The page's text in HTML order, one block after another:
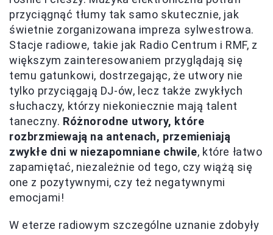
przyciągnąć tłumy tak samo skutecznie, jak
świetnie zorganizowana impreza sylwestrowa.
Stacje radiowe, takie jak Radio Centrum i RMF, z
większym zainteresowaniem przyglądają się
temu gatunkowi, dostrzegając, że utwory nie
tylko przyciągają DJ-ów, lecz także zwykłych
słuchaczy, którzy niekoniecznie mają talent
taneczny. Różnorodne utwory, które
rozbrzmiewają na antenach, przemieniają
zwykłe dni w niezapomniane chwile, które łatwo
zapamiętać, niezależnie od tego, czy wiążą się
one z pozytywnymi, czy też negatywnymi
emocjami!
W eterze radiowym szczególne uznanie zdobyły